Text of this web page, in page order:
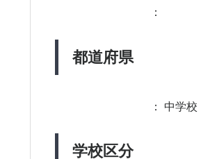
都道府県
：
学校区分
： 中学